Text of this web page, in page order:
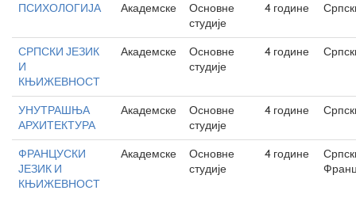
ПСИХОЛОГИЈА Академске
Основне
студије
4 године
СРПСКИ ЈЕЗИК
И
КЊИЖЕВНОСТ
Академске
Основне
студије
4 године
УНУТРАШЊА
АРХИТЕКТУРА
Академске
Основне
студије
4 године
ФРАНЦУСКИ
ЈЕЗИК И
КЊИЖЕВНОСТ
Академске
Основне
студије
4 године